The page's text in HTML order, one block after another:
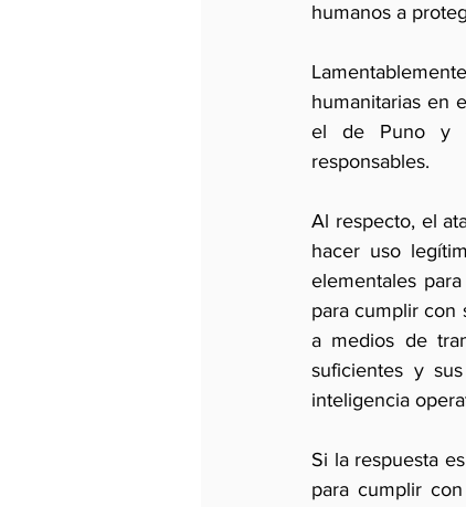
humanos a
humanitarias en
el de Puno y
responsables.
Al respecto, el
hacer uso
elementales
para cumplir con
a medios de
suficientes y
inteligencia
Si la respuesta
para cumplir